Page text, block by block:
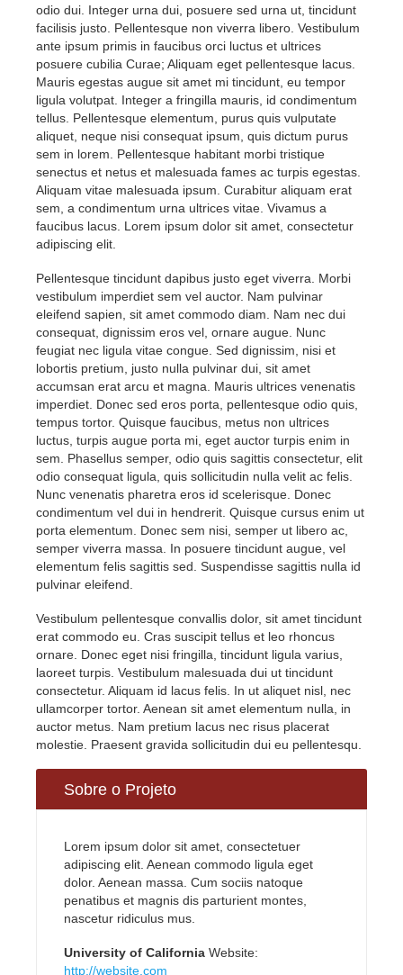
odio dui. Integer urna dui, posuere sed urna ut, tincidunt
facilisis justo. Pellentesque non viverra libero. Vestibulum
ante ipsum primis in faucibus orci luctus et ultrices
posuere cubilia Curae; Aliquam eget pellentesque lacus.
Mauris egestas augue sit amet mi tincidunt, eu tempor
ligula volutpat. Integer a fringilla mauris, id condimentum
tellus. Pellentesque elementum, purus quis vulputate
aliquet, neque nisi consequat ipsum, quis dictum purus
sem in lorem. Pellentesque habitant morbi tristique
senectus et netus et malesuada fames ac turpis egestas.
Aliquam vitae malesuada ipsum. Curabitur aliquam erat
sem, a condimentum urna ultrices vitae. Vivamus a
faucibus lacus. Lorem ipsum dolor sit amet, consectetur
adipiscing elit.
Pellentesque tincidunt dapibus justo eget viverra. Morbi
vestibulum imperdiet sem vel auctor. Nam pulvinar
eleifend sapien, sit amet commodo diam. Nam nec dui
consequat, dignissim eros vel, ornare augue. Nunc
feugiat nec ligula vitae congue. Sed dignissim, nisi et
lobortis pretium, justo nulla pulvinar dui, sit amet
accumsan erat arcu et magna. Mauris ultrices venenatis
imperdiet. Donec sed eros porta, pellentesque odio quis,
tempus tortor. Quisque faucibus, metus non ultrices
luctus, turpis augue porta mi, eget auctor turpis enim in
sem. Phasellus semper, odio quis sagittis consectetur, elit
odio consequat ligula, quis sollicitudin nulla velit ac felis.
Nunc venenatis pharetra eros id scelerisque. Donec
condimentum vel dui in hendrerit. Quisque cursus enim ut
porta elementum. Donec sem nisi, semper ut libero ac,
semper viverra massa. In posuere tincidunt augue, vel
elementum felis sagittis sed. Suspendisse sagittis nulla id
pulvinar eleifend.
Vestibulum pellentesque convallis dolor, sit amet tincidunt
erat commodo eu. Cras suscipit tellus et leo rhoncus
ornare. Donec eget nisi fringilla, tincidunt ligula varius,
laoreet turpis. Vestibulum malesuada dui ut tincidunt
consectetur. Aliquam id lacus felis. In ut aliquet nisl, nec
ullamcorper tortor. Aenean sit amet elementum nulla, in
auctor metus. Nam pretium lacus nec risus placerat
molestie. Praesent gravida sollicitudin dui eu pellentesqu.
Sobre o Projeto
Lorem ipsum dolor sit amet, consectetuer
adipiscing elit. Aenean commodo ligula eget
dolor. Aenean massa. Cum sociis natoque
penatibus et magnis dis parturient montes,
nascetur ridiculus mus.
University of California Website:
http://website.com